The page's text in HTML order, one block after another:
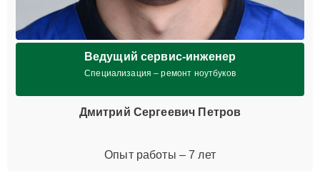
Ведущий сервис-инженер
Специализация – ремонт ноутбуков
Дмитрий Сергеевич Петров
Опыт работы – 7 лет